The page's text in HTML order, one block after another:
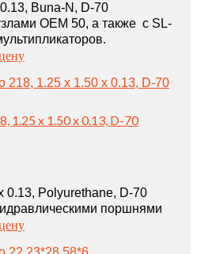
Buna-N, D-70
OEM 50, а также с SL-
1.25 x 1.50 x 0.13, D-70
0.13, Polyurethane, D-70
поршнями